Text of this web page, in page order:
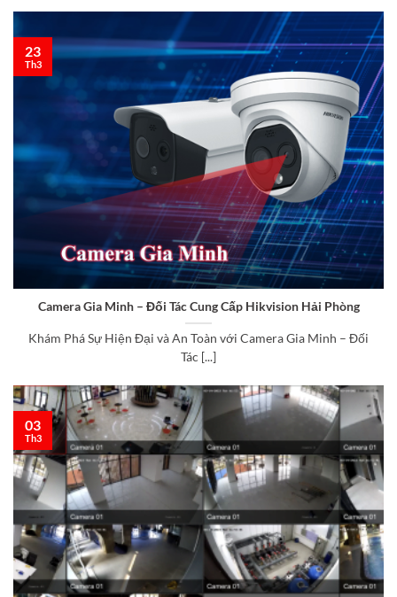
Camera Gia Minh – Đối Tác Cung Cấp Hikvision Hải Phòng
Khám Phá Sự Hiện Đại và An Toàn với Camera Gia Minh – Đối
Tác [...]
23
Th3
03
Th3